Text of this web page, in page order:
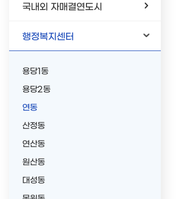
국내외 자매결연도시
행정복지센터
용당1동
용당2동
연동
산정동
연산동
원산동
대성동